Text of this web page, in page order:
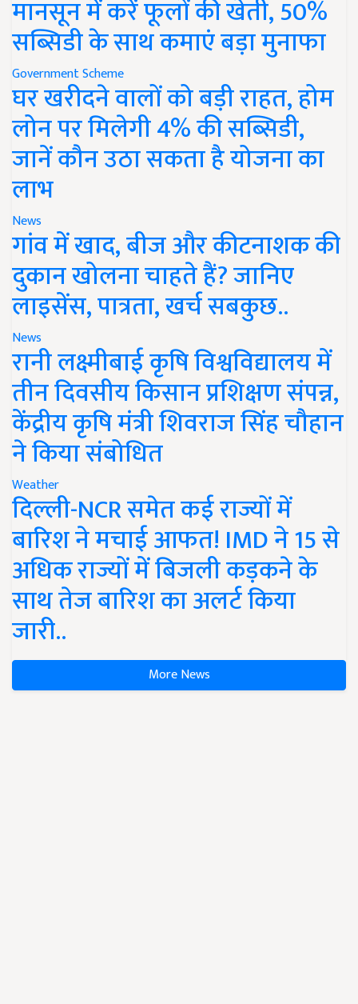
मानसून में करें फूलों की खेती, 50%
सब्सिडी के साथ कमाएं बड़ा मुनाफा
Government Scheme
घर खरीदने वालों को बड़ी राहत, होम
लोन पर मिलेगी 4% की सब्सिडी,
जानें कौन उठा सकता है योजना का
लाभ
News
गांव में खाद, बीज और कीटनाशक की
दुकान खोलना चाहते हैं? जानिए
लाइसेंस, पात्रता, खर्च सबकुछ..
News
रानी लक्ष्मीबाई कृषि विश्वविद्यालय में
तीन दिवसीय किसान प्रशिक्षण संपन्न,
केंद्रीय कृषि मंत्री शिवराज सिंह चौहान
ने किया संबोधित
Weather
दिल्ली-NCR समेत कई राज्यों में
बारिश ने मचाई आफत! IMD ने 15 से
अधिक राज्यों में बिजली कड़कने के
साथ तेज बारिश का अलर्ट किया
जारी..
More News